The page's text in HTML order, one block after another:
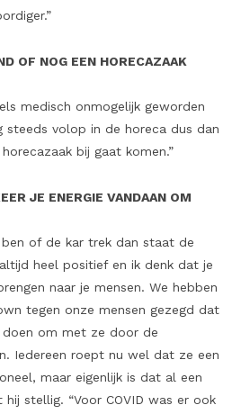
OF NOG EEN HORECAZAAK
medisch onmogelijk geworden
steeds volop in de horeca dus dan
bij gaat komen.”
JE ENERGIE VANDAAN OM
of de kar trek dan staat de
heel positief en ik denk dat je
naar je mensen. We hebben
tegen onze mensen gezegd dat
om met ze door de
Iedereen roept nu wel dat ze een
maar eigenlijk is dat al een
hij stellig. “Voor COVID was er ook